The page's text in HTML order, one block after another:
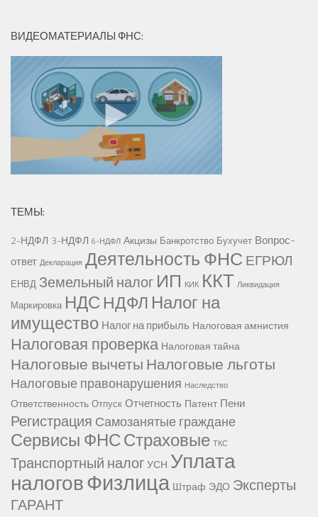
ВИДЕОМАТЕРИАЛЫ ФНС:
ТЕМЫ:
2-НДФЛ 3-НДФЛ 6-НДФЛ Акцизы Банкротство Бухучет Вопрос-
ответ Декларация Деятельность ФНС ЕГРЮЛ
ЕНВД Земельный налог ИП КИК ККТ Ликвидация
Маркировка НДС НДФЛ Налог на
имущество Налог на прибыль Налоговая амнистия
Налоговая проверка Налоговая тайна
Налоговые вычетыНалоговые льготы
Налоговые правонарушения Наследство
Ответственность Отпуск Отчетность Патент Пени
Регистрация Самозанятые граждане
Сервисы ФНССтраховые ТКС
Транспортный налогУСН Уплата
налоговФизлица Штраф ЭДО Эксперты
ГАРАНТ